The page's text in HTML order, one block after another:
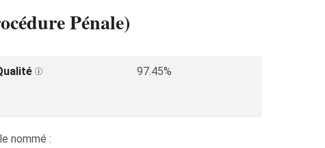
Pénale)
97.45%
nommé :